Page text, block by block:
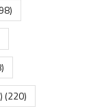
(220)